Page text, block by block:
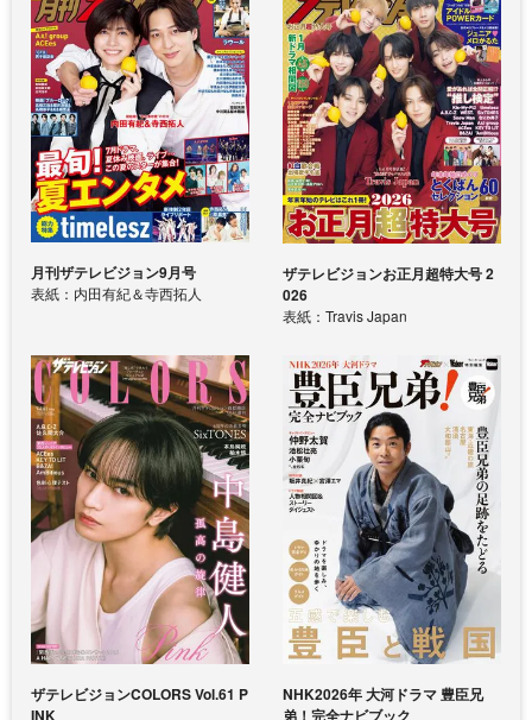
月刊ザテレビジョン9月号
表紙：内田有紀＆寺西拓人
ザテレビジョンお正月超特大号 2
026
表紙：Travis Japan
ザテレビジョンCOLORS Vol.61 P
INK
NHK2026年 大河ドラマ 豊臣兄
弟！完全ナビブック